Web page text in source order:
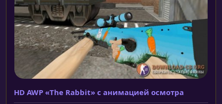
HD AWP «The Rabbit» с анимацией осмотра